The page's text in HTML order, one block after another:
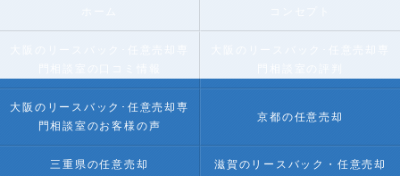
大阪のリースバック･任意売却専
門相談室のお客様の声
京都の任意売却
三重県の任意売却 滋賀のリースバック・任意売却